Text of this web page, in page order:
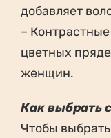
добавляет
–
цветных
женщин.
Как выбрать
Чтобы